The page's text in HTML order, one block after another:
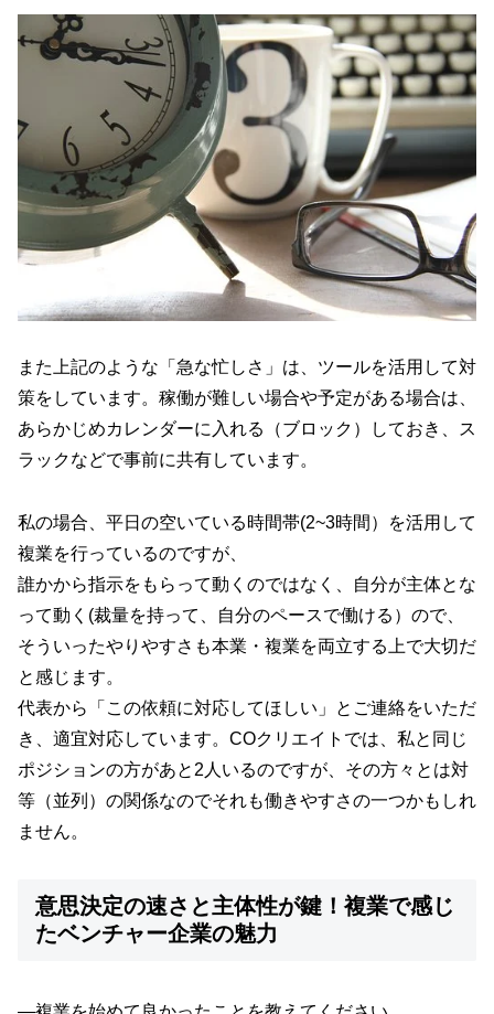
また上記のような「急な忙しさ」は、ツールを活用して対
策をしています。稼働が難しい場合や予定がある場合は、
あらかじめカレンダーに入れる（ブロック）しておき、ス
ラックなどで事前に共有しています。
私の場合、平日の空いている時間帯(2~3時間）を活用して
複業を行っているのですが、
誰かから指示をもらって動くのではなく、自分が主体とな
って動く(裁量を持って、自分のペースで働ける）ので、
そういったやりやすさも本業・複業を両立する上で大切だ
と感じます。
代表から「この依頼に対応してほしい」とご連絡をいただ
き、適宜対応しています。COクリエイトでは、私と同じ
ポジションの方があと2人いるのですが、その方々とは対
等（並列）の関係なのでそれも働きやすさの一つかもしれ
ません。
意思決定の速さと主体性が鍵！複業で感じ
たベンチャー企業の魅力